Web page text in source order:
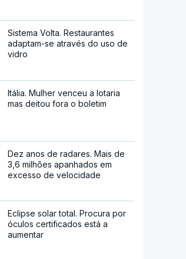
Sistema Volta. Restaurantes
adaptam-se através do uso de
vidro
Itália. Mulher venceu a lotaria
mas deitou fora o boletim
Dez anos de radares. Mais de
3,6 milhões apanhados em
excesso de velocidade
Eclipse solar total. Procura por
óculos certificados está a
aumentar